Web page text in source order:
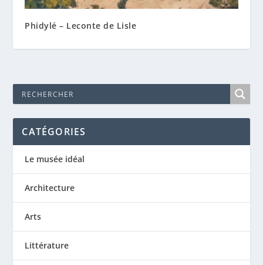
Phidylé – Leconte de Lisle
CATÉGORIES
Le musée idéal
Architecture
Arts
Littérature